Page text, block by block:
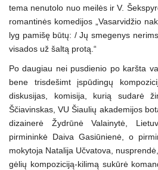
tema nenutolo nuo meilės ir V.
romantinės komedijos „Vasarvidžio
lyg pamišę būtų: / Jų smegenys
visados už šaltą protą.“
Po daugiau nei pusdienio po karšta
bene trisdešimt įspūdingų
diskusijas, komisija, kurią sudarė
Ščiavinskas, VU Šiaulių akademijos
dizainerė Žydrūnė Valainytė,
pirmininkė Daiva Gasiūnienė, o
mokytoja Natalija Učvatova,
gėlių kompoziciją-kilimą sukūrė